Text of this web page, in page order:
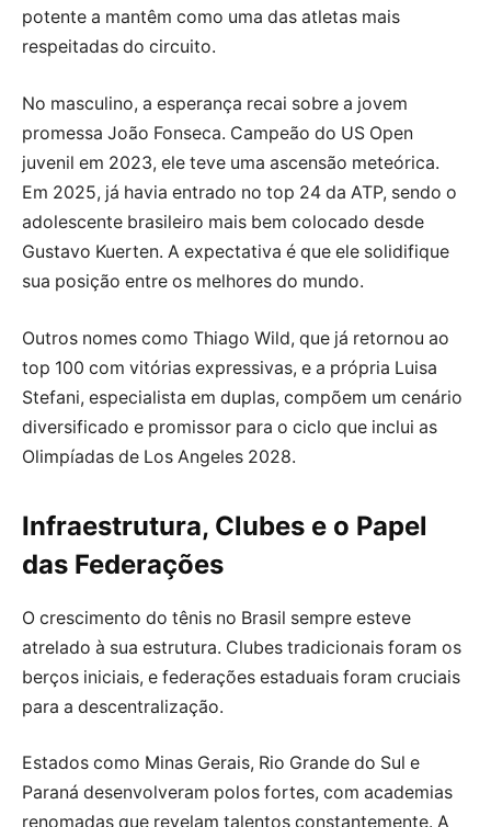
potente a mantêm como uma das atletas mais
respeitadas do circuito.
No masculino, a esperança recai sobre a jovem
promessa João Fonseca. Campeão do US Open
juvenil em 2023, ele teve uma ascensão meteórica.
Em 2025, já havia entrado no top 24 da ATP, sendo o
adolescente brasileiro mais bem colocado desde
Gustavo Kuerten. A expectativa é que ele solidifique
sua posição entre os melhores do mundo.
Outros nomes como Thiago Wild, que já retornou ao
top 100 com vitórias expressivas, e a própria Luisa
Stefani, especialista em duplas, compõem um cenário
diversificado e promissor para o ciclo que inclui as
Olimpíadas de Los Angeles 2028.
Infraestrutura, Clubes e o Papel
das Federações
O crescimento do tênis no Brasil sempre esteve
atrelado à sua estrutura. Clubes tradicionais foram os
berços iniciais, e federações estaduais foram cruciais
para a descentralização.
Estados como Minas Gerais, Rio Grande do Sul e
Paraná desenvolveram polos fortes, com academias
renomadas que revelam talentos constantemente. A